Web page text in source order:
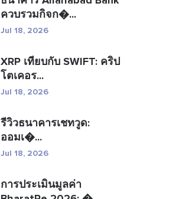
ควบรวมกิจก�...
Jul 18, 2026
XRP เทียบกับ SWIFT: คริป
โตเคอร...
Jul 18, 2026
รีวิวธนาคารเชทวูด:
ออมเ�...
Jul 18, 2026
การประเมินมูลค่า